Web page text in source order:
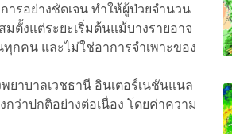
รอย่างชัดเจน ทำให้ผู้ป่วยจำนวน
มตั้งแต่ระยะเริ่มต้นแม้บางรายอาจ
กคน และไม่ใช่อาการจำเพาะของ
าบาลเวชธานี อินเตอร์เนชันแนล
ว่าปกติอย่างต่อเนื่อง โดยค่าความ